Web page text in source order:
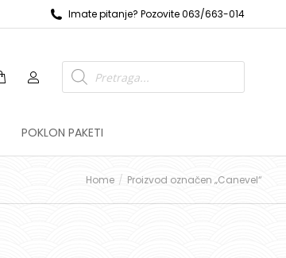
Imate pitanje? Pozovite 063/663-014
POKLON PAKETI
Home Proizvod označen „Canevel“